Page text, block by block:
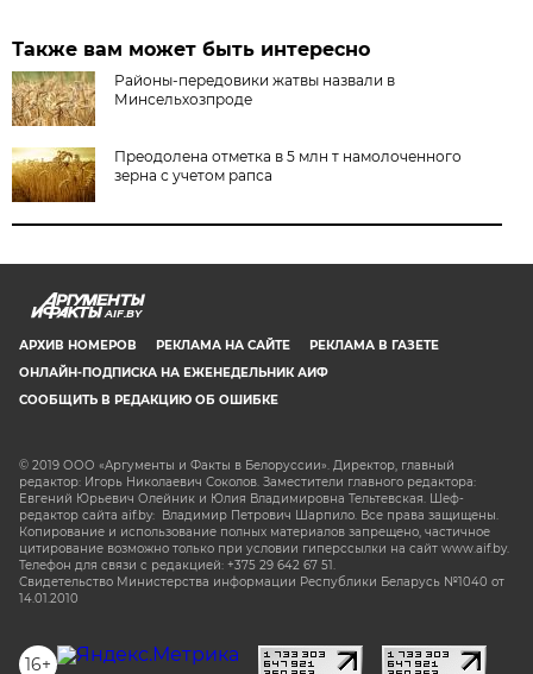
Также вам может быть интересно
Районы-передовики жатвы назвали в
Минсельхозпроде
Преодолена отметка в 5 млн т намолоченного
зерна с учетом рапса
AIF.BY
АРХИВ НОМЕРОВ РЕКЛАМА НА САЙТЕ
РЕКЛАМА В ГАЗЕТЕ
ОНЛАЙН-ПОДПИСКА НА ЕЖЕНЕДЕЛЬНИК АИФ
СООБЩИТЬ В РЕДАКЦИЮ ОБ ОШИБКЕ
© 2019 ООО «Аргументы и Факты в Белоруссии». Директор, главный
редактор: Игорь Николаевич Соколов. Заместители главного редактора:
Евгений Юрьевич Олейник и Юлия Владимировна Тельтевская. Шеф-
редактор сайта aif.by: Владимир Петрович Шарпило. Все права защищены.
Копирование и использование полных материалов запрещено, частичное
цитирование возможно только при условии гиперссылки на сайт www.aif.by.
Телефон для связи с редакцией: +375 29 642 67 51.
Свидетельство Министерства информации Республики Беларусь №1040 от
14.01.2010
16+